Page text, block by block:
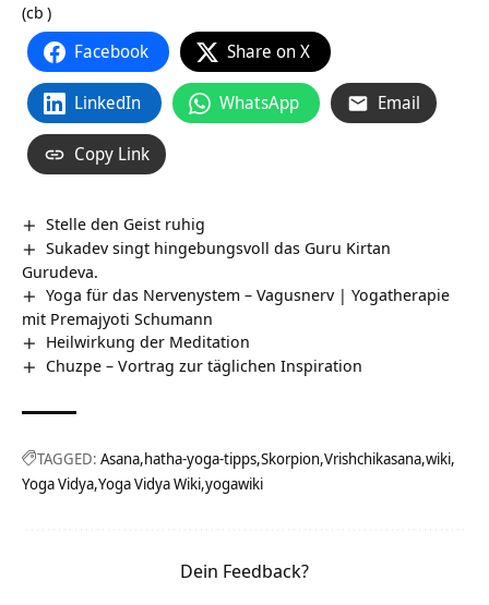
(cb )
Facebook Share on X
LinkedIn WhatsApp Email
Copy Link
Stelle den Geist ruhig
Sukadev singt hingebungsvoll das Guru Kirtan
Gurudeva.
Yoga für das Nervenystem – Vagusnerv | Yogatherapie
mit Premajyoti Schumann
Heilwirkung der Meditation
Chuzpe – Vortrag zur täglichen Inspiration
TAGGED: Asana hatha-yoga-tipps Skorpion Vrishchikasana wiki
Yoga Vidya Yoga Vidya Wiki yogawiki
Dein Feedback?